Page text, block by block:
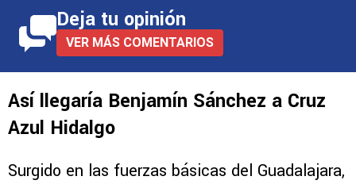
Deja tu opinión
VER MÁS COMENTARIOS
Así llegaría Benjamín Sánchez a Cruz
Azul Hidalgo
Surgido en las fuerzas básicas del Guadalajara,